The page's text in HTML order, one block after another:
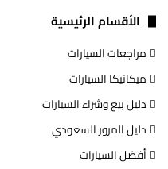
الأقسام الرئيسية
مراجعات السيارات
ميكانيكا السيارات
دليل بيع وشراء السيارات
دليل المرور السعودي
أفضل السيارات